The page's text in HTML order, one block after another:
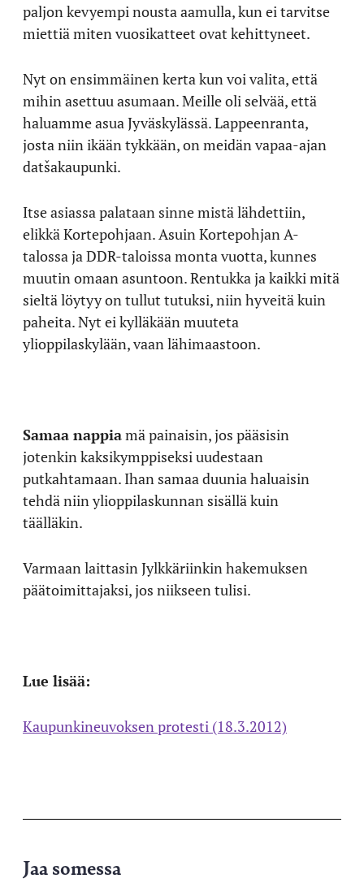
paljon kevyempi nousta aamulla, kun ei tarvitse
miettiä miten vuosikatteet ovat kehittyneet.
Nyt on ensimmäinen kerta kun voi valita, että
mihin asettuu asumaan. Meille oli selvää, että
haluamme asua Jyväskylässä. Lappeenranta,
josta niin ikään tykkään, on meidän vapaa-ajan
datšakaupunki.
Itse asiassa palataan sinne mistä lähdettiin,
elikkä Kortepohjaan. Asuin Kortepohjan A-
talossa ja DDR-taloissa monta vuotta, kunnes
muutin omaan asuntoon. Rentukka ja kaikki mitä
sieltä löytyy on tullut tutuksi, niin hyveitä kuin
paheita. Nyt ei kylläkään muuteta
ylioppilaskylään, vaan lähimaastoon.
Samaa nappiamä painaisin, jos pääsisin
jotenkin kaksikymppiseksi uudestaan
putkahtamaan. Ihan samaa duunia haluaisin
tehdä niin ylioppilaskunnan sisällä kuin
täälläkin.
Varmaan laittasin Jylkkäriinkin hakemuksen
päätoimittajaksi, jos niikseen tulisi.
Lue lisää:
Kaupunkineuvoksen protesti (18.3.2012)
Jaa somessa